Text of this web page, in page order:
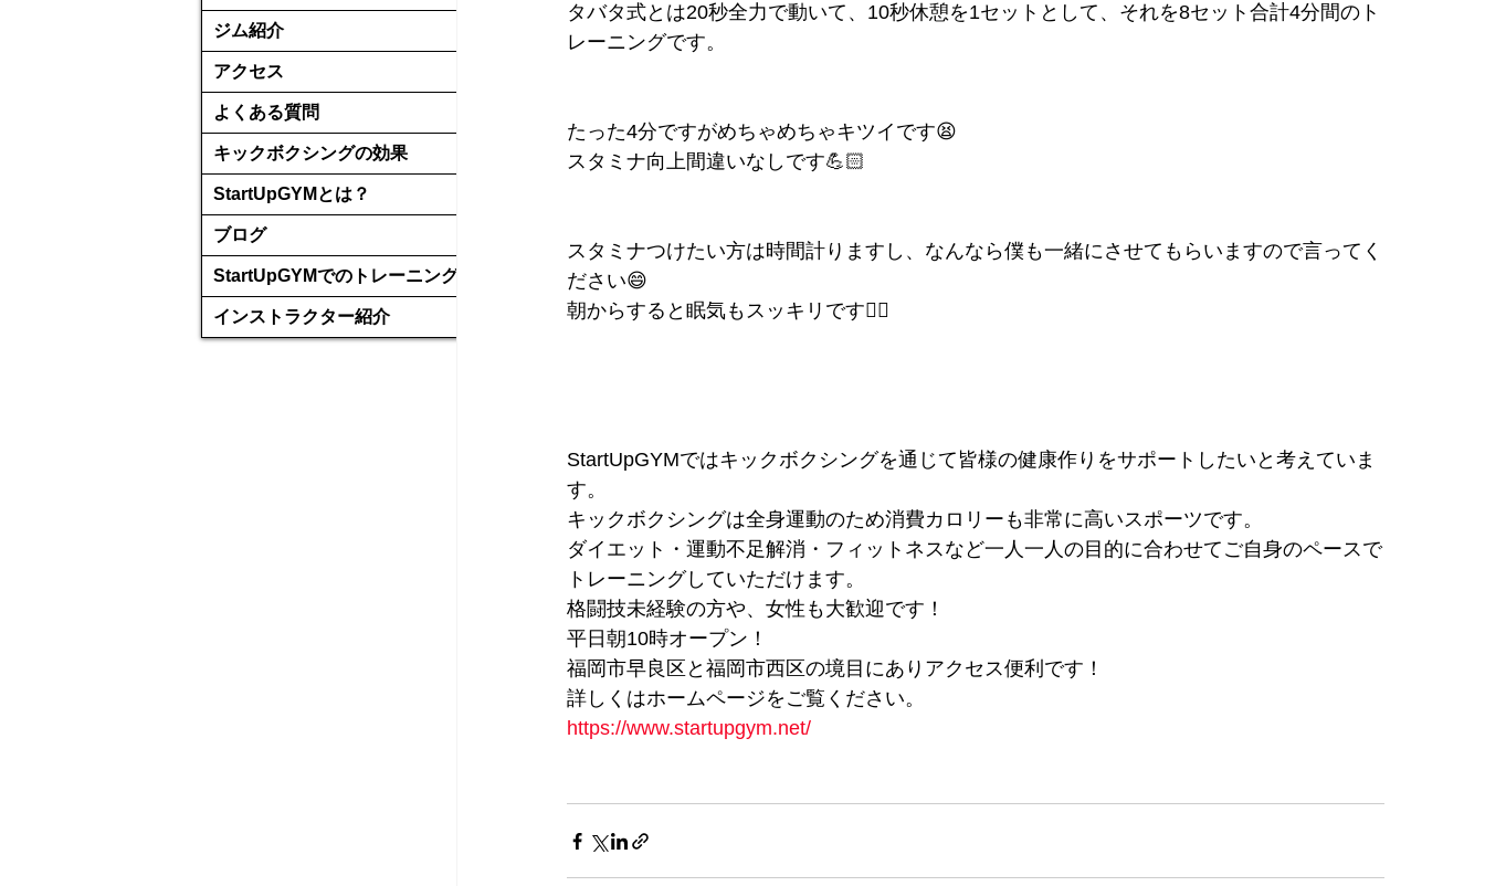
ジム紹介
アクセス
よくある質問
キックボクシングの効果
StartUpGYMとは？
ブログ
StartUpGYMでのトレーニング
インストラクター紹介
タバタ式とは20秒全力で動いて、10秒休憩を1セットとして、それを8セット合計4分間のト
レーニングです。
たった4分ですがめちゃめちゃキツイです😫
スタミナ向上間違いなしです💪🏻
スタミナつけたい方は時間計りますし、なんなら僕も一緒にさせてもらいますので言ってく
ださい😄
朝からすると眠気もスッキリです✌🏻
StartUpGYMではキックボクシングを通じて皆様の健康作りをサポートしたいと考えていま
す。
キックボクシングは全身運動のため消費カロリーも非常に高いスポーツです。
ダイエット・運動不足解消・フィットネスなど一人一人の目的に合わせてご自身のペースで
トレーニングしていただけます。
格闘技未経験の方や、女性も大歓迎です！
平日朝10時オープン！
福岡市早良区と福岡市西区の境目にありアクセス便利です！
詳しくはホームページをご覧ください。
https://www.startupgym.net/